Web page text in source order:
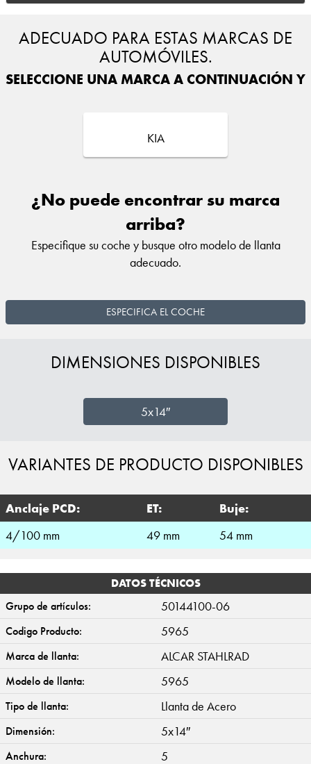
ADECUADO PARA ESTAS MARCAS DE
AUTOMÓVILES.
SELECCIONE UNA MARCA A CONTINUACIÓN Y
KIA
¿No puede encontrar su marca
arriba?
Especifique su coche y busque otro modelo de llanta
adecuado.
ESPECIFICA EL COCHE
DIMENSIONES DISPONIBLES
5x14″
VARIANTES DE PRODUCTO DISPONIBLES
Anclaje PCD: ET:
Buje:
4/100 mm
49 mm 54 mm
DATOS TÉCNICOS
Grupo de artículos:
50144100-06
Codigo Producto: 5965
Marca de llanta: ALCAR STAHLRAD
Modelo de llanta: 5965
Tipo de llanta: Llanta de Acero
Dimensión: 5x14″
Anchura: 5